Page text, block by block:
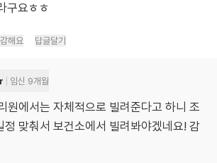
구요ㅎㅎ
해요 답글달기
임신 9개월
원에서는 자체적으로 빌려준다고 하니 조
정 맞춰서 보건소에서 빌려봐야겠네요! 감